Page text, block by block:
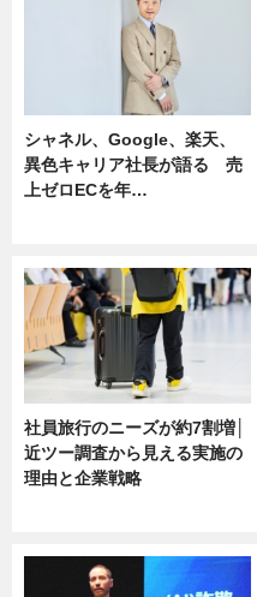
シャネル、Google、楽天、
異色キャリア社長が語る 売
上ゼロECを年…
社員旅行のニーズが約7割増│
近ツー調査から見える実施の
理由と企業戦略